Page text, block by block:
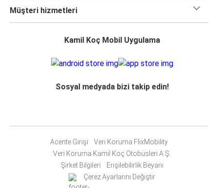
Müşteri hizmetleri
Kamil Koç Mobil Uygulama
Sosyal medyada bizi takip edin!
Acente Girişi
Veri Koruma FlixMobility
Veri Koruma Kamil Koç Otobüsleri A.Ş.
Şirket Bilgileri
Erişilebilirlik Beyanı
Çerez Ayarlarını Değiştir